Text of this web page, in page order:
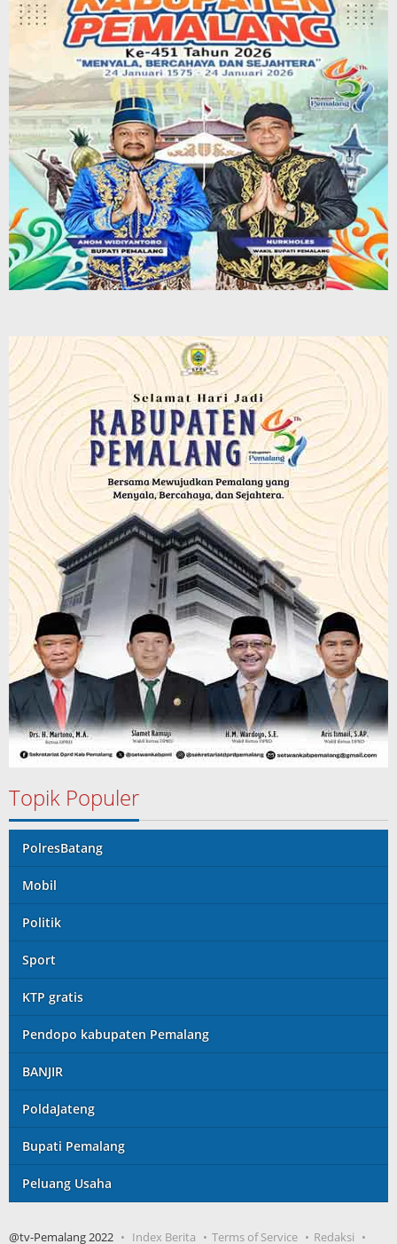
Topik Populer
PolresBatang
Mobil
Politik
Sport
KTP gratis
Pendopo kabupaten Pemalang
BANJIR
PoldaJateng
Bupati Pemalang
Peluang Usaha
@tv-Pemalang 2022 Index Berita Terms of Service Redaksi